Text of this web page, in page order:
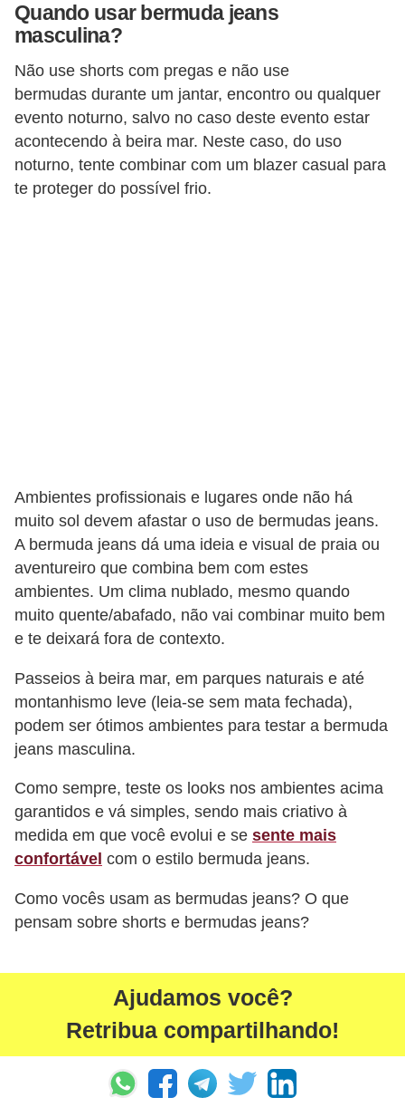
Quando usar bermuda jeans
masculina?
Não use shorts com pregas e não use
bermudas durante um jantar, encontro ou qualquer
evento noturno, salvo no caso deste evento estar
acontecendo à beira mar. Neste caso, do uso
noturno, tente combinar com um blazer casual para
te proteger do possível frio.
Ambientes profissionais e lugares onde não há
muito sol devem afastar o uso de bermudas jeans.
A bermuda jeans dá uma ideia e visual de praia ou
aventureiro que combina bem com estes
ambientes. Um clima nublado, mesmo quando
muito quente/abafado, não vai combinar muito bem
e te deixará fora de contexto.
Passeios à beira mar, em parques naturais e até
montanhismo leve (leia-se sem mata fechada),
podem ser ótimos ambientes para testar a bermuda
jeans masculina.
Como sempre, teste os looks nos ambientes acima
garantidos e vá simples, sendo mais criativo à
medida em que você evolui e se sente mais
confortável com o estilo bermuda jeans.
Como vocês usam as bermudas jeans? O que
pensam sobre shorts e bermudas jeans?
Ajudamos você?
Retribua compartilhando!